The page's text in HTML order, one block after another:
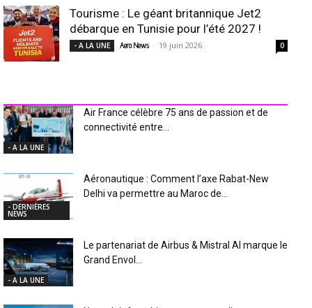
Tourisme : Le géant britannique Jet2
débarque en Tunisie pour l’été 2027 !
- A LA UNE Aero News - 19 juin 2026 0
- A LA UNE
Air France célèbre 75 ans de passion et de
connectivité entre...
- DERNIÈRES
NEWS
Aéronautique : Comment l’axe Rabat-New
Delhi va permettre au Maroc de...
- A LA UNE
Le partenariat de Airbus & Mistral AI marque le
Grand Envol...